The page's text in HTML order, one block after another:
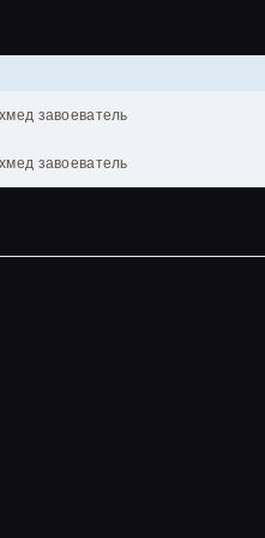
завоеватель
завоеватель